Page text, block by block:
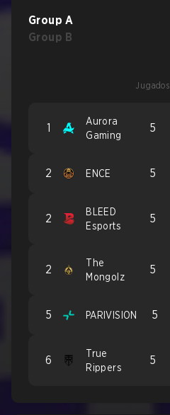
Group A
Group B
Jugados
1
Aurora
Gaming
5
2 ENCE 5
2
BLEED
Esports
5
2
The
Mongolz
5
5 PARIVISION 5
6
True
Rippers
5